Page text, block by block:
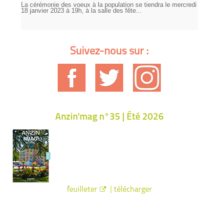
La cérémonie des voeux à la population se tiendra le mercredi
18 janvier 2023 à 19h, à la salle des fête...
Suivez-nous sur :
Anzin'mag n°35 | Été 2026
feuilleter télécharger